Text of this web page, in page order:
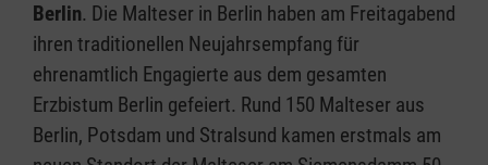
Berlin. Die Malteser in Berlin haben am Freitagabend
ihren traditionellen Neujahrsempfang für
ehrenamtlich Engagierte aus dem gesamten
Erzbistum Berlin gefeiert. Rund 150 Malteser aus
Berlin, Potsdam und Stralsund kamen erstmals am